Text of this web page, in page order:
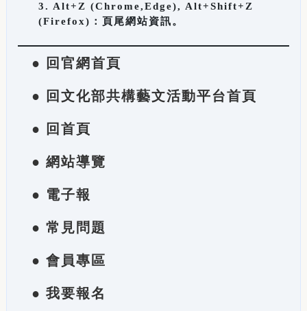
3. Alt+Z (Chrome,Edge), Alt+Shift+Z
(Firefox)：頁尾網站資訊。
● 回官網首頁
● 回文化部共構藝文活動平台首頁
● 回首頁
● 網站導覽
● 電子報
● 常見問題
● 會員專區
● 我要報名